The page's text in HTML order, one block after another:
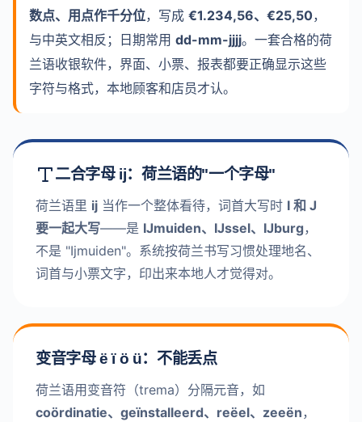
数点、用点作千分位，写成 €1.234,56、€25,50，
与中英文相反；日期常用 dd-mm-jjjj。一套合格的荷
兰语收银软件，界面、小票、报表都要正确显示这些
字符与格式，本地顾客和店员才认。
二合字母 ij：荷兰语的"一个字母"
荷兰语里 ij 当作一个整体看待，词首大写时 I 和 J
要一起大写——是 IJmuiden、IJssel、IJburg，
不是 "Ijmuiden"。系统按荷兰书写习惯处理地名、
词首与小票文字，印出来本地人才觉得对。
变音字母 ë ï ö ü：不能丢点
荷兰语用变音符（trema）分隔元音，如
coördinatie、geïnstalleerd、reëel、zeeën，